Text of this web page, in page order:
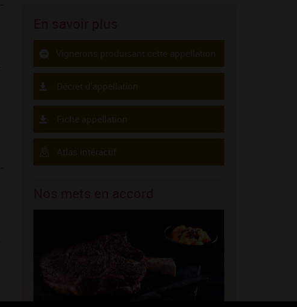
Vignerons produisant cette appellation
Décret d'appellation
Fiche appellation
Atlas intéractif